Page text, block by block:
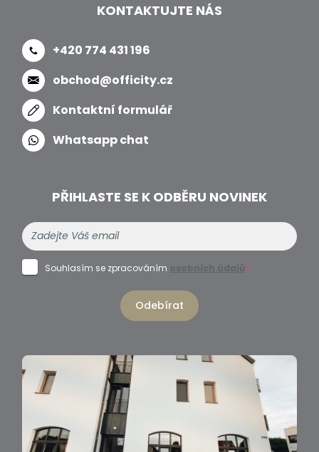
KONTAKTUJTE NÁS
+420 774 431 196
obchod@officity.cz
Kontaktní formulář
Whatsapp chat
PŘIHLASTE SE K ODBĚRU NOVINEK
Souhlasím se zpracováním osobních údajů *
Odebírat